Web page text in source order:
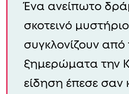
Ένα ανείπωτο
σκοτεινό μυστήριο
συγκλονίζουν από
ξημερώματα την
είδηση έπεσε σαν